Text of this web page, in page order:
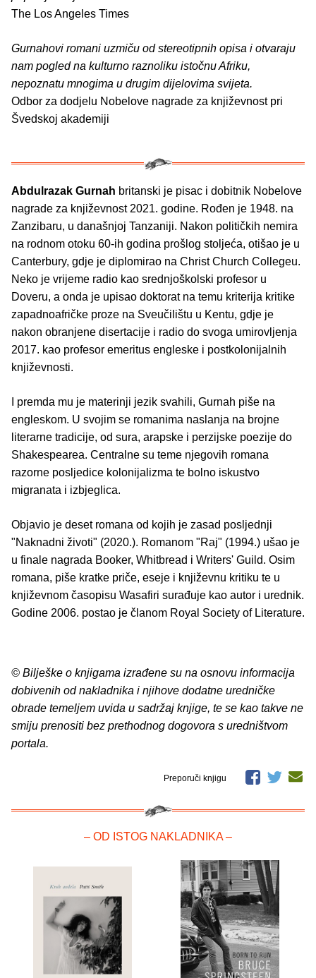
The Los Angeles Times
Gurnahovi romani uzmiču od stereotipnih opisa i otvaraju
nam pogled na kulturno raznoliku istočnu Afriku,
nepoznatu mnogima u drugim dijelovima svijeta.
Odbor za dodjelu Nobelove nagrade za književnost pri
Švedskoj akademiji
Abdulrazak Gurnah britanski je pisac i dobitnik Nobelove
nagrade za književnost 2021. godine. Rođen je 1948. na
Zanzibaru, u današnjoj Tanzaniji. Nakon političkih nemira
na rodnom otoku 60-ih godina prošlog stoljeća, otišao je u
Canterbury, gdje je diplomirao na Christ Church Collegeu.
Neko je vrijeme radio kao srednjoškolski profesor u
Doveru, a onda je upisao doktorat na temu kriterija kritike
zapadnoafričke proze na Sveučilištu u Kentu, gdje je
nakon obranjene disertacije i radio do svoga umirovljenja
2017. kao profesor emeritus engleske i postkolonijalnih
književnosti.
I premda mu je materinji jezik svahili, Gurnah piše na
engleskom. U svojim se romanima naslanja na brojne
literarne tradicije, od sura, arapske i perzijske poezije do
Shakespearea. Centralne su teme njegovih romana
razorne posljedice kolonijalizma te bolno iskustvo
migranata i izbjeglica.
Objavio je deset romana od kojih je zasad posljednji
"Naknadni životi" (2020.). Romanom "Raj" (1994.) ušao je
u finale nagrada Booker, Whitbread i Writers' Guild. Osim
romana, piše kratke priče, eseje i književnu kritiku te u
književnom časopisu Wasafiri surađuje kao autor i urednik.
Godine 2006. postao je članom Royal Society of Literature.
© Bilješke o knjigama izrađene su na osnovu informacija
dobivenih od nakladnika i njihove dodatne uredničke
obrade temeljem uvida u sadržaj knjige, te se kao takve ne
smiju prenositi bez prethodnog dogovora s uredništvom
portala.
Preporuči knjigu
– OD ISTOG NAKLADNIKA –